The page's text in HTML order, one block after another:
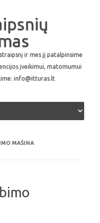
ir mes jį patalpinsime
įveikimui, matomumui
info@itturas.lt
to content
MAŠINA